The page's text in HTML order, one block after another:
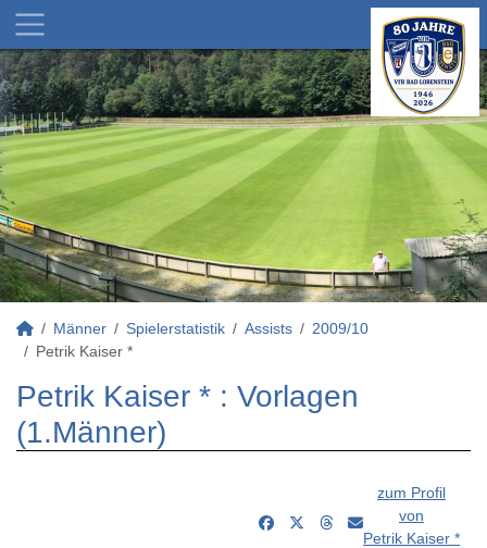
Männer Spielerstatistik Assists
2009/10
Petrik Kaiser *
Petrik Kaiser * : Vorlagen
(1.Männer)
zum Profil
von
Petrik Kaiser *